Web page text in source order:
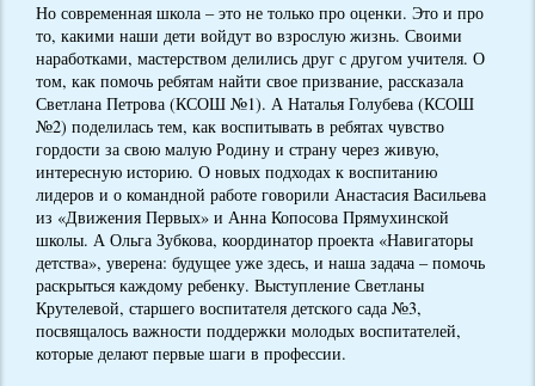
Но современная школа – это не только про оценки. Это и про
то, какими наши дети войдут во взрослую жизнь. Своими
наработками, мастерством делились друг с другом учителя. О
том, как помочь ребятам найти свое призвание, рассказала
Светлана Петрова (КСОШ №1). А Наталья Голубева (КСОШ
№2) поделилась тем, как воспитывать в ребятах чувство
гордости за свою малую Родину и страну через живую,
интересную историю. О новых подходах к воспитанию
лидеров и о командной работе говорили Анастасия Васильева
из «Движения Первых» и Анна Копосова Прямухинской
школы. А Ольга Зубкова, координатор проекта «Навигаторы
детства», уверена: будущее уже здесь, и наша задача – помочь
раскрыться каждому ребенку. Выступление Светланы
Крутелевой, старшего воспитателя детского сада №3,
посвящалось важности поддержки молодых воспитателей,
которые делают первые шаги в профессии.